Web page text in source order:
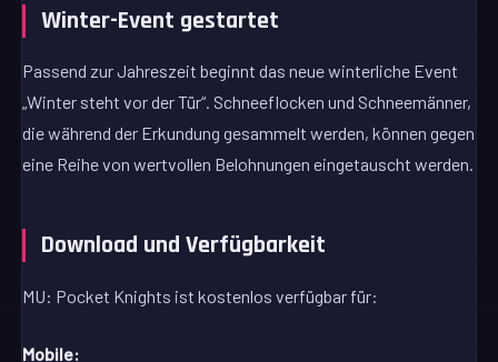
Winter-Event gestartet
Passend zur Jahreszeit beginnt das neue winterliche Event
„Winter steht vor der Tür“. Schneeflocken und Schneemänner,
die während der Erkundung gesammelt werden, können gegen
eine Reihe von wertvollen Belohnungen eingetauscht werden.
Download und Verfügbarkeit
MU: Pocket Knights ist kostenlos verfügbar für:
Mobile: